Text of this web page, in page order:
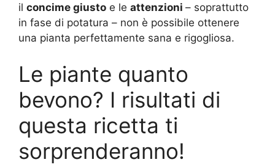
il concime giusto e le attenzioni – soprattutto
in fase di potatura – non è possibile ottenere
una pianta perfettamente sana e rigogliosa.
Le piante quanto
bevono? I risultati di
questa ricetta ti
sorprenderanno!